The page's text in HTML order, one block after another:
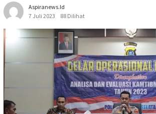
Aspiranews.id
7 Juli 2023
88 Dilihat